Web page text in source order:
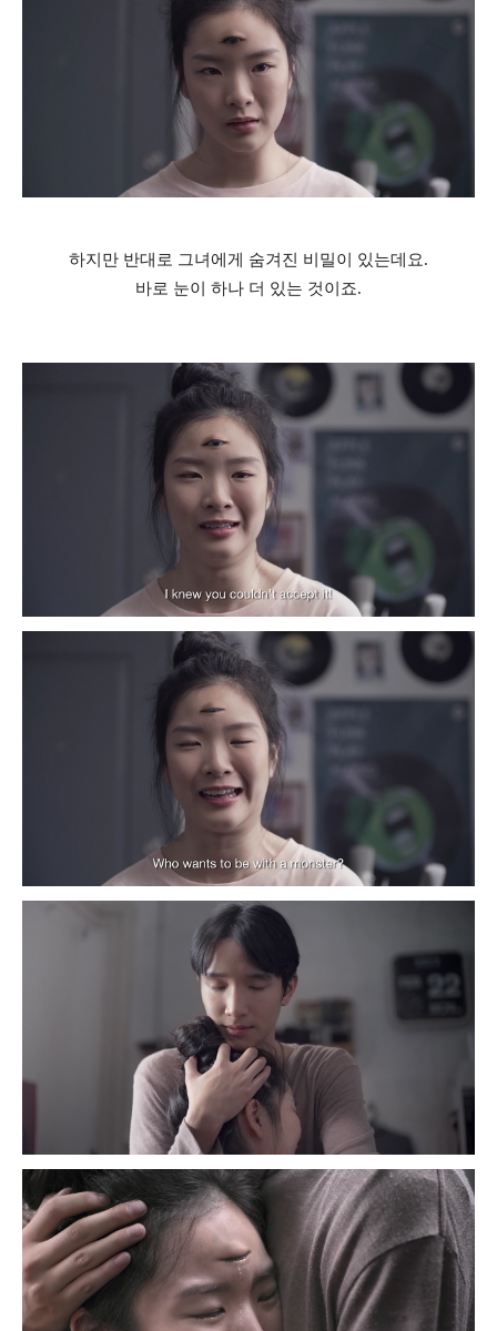
하지만 반대로 그녀에게 숨겨진 비밀이 있는데요.
바로 눈이 하나 더 있는 것이죠.